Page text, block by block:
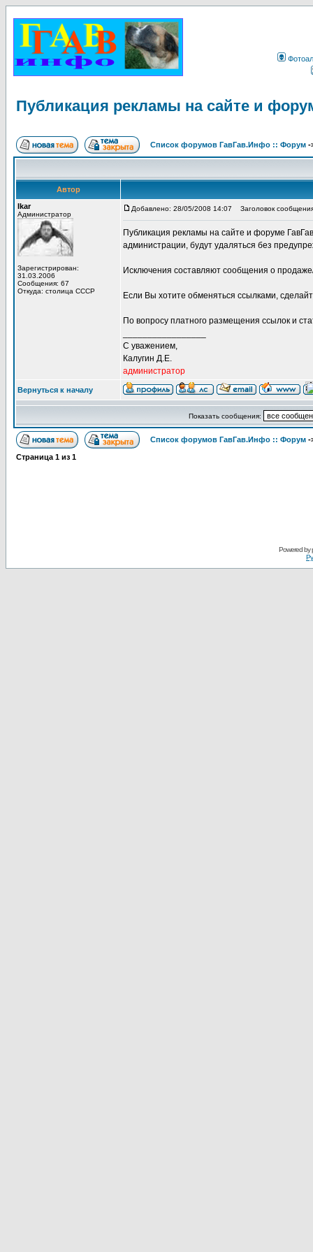
Публикация рекламы на сайте и
Список форумов ГавГав.Инфо :: Форум -
Автор
Ikar
Администратор
Зарегистрирован:
31.03.2006
Сообщения: 67
Откуда: столица СССР
Добавлено: 28/05/2008 14:07 Заголовок
Публикация рекламы на сайте и форуме
администрации, будут удаляться без
Исключения составляют сообщения о
Если Вы хотите обменяться ссылками,
По вопросу платного размещения ссылок и
С уважением,
Калугин Д.Е.
администратор
Вернуться к началу
Показать сообщения:
Список форумов ГавГав.Инфо :: Форум -
Страница 1 из 1
Powered by